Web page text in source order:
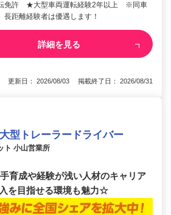
免許 ★大型車両運転経験2年以上 ※同車
長距離経験者は優遇します！
詳細を見る
更新日： 2026/08/03 掲載終了日： 2026/08/31
型トレーラードライバー
ト 小山営業所
育成や経験が浅い人材のキャリア
を目指せる環境も魅力☆